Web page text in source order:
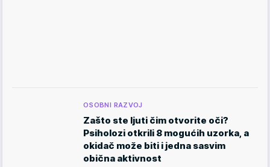
OSOBNI RAZVOJ
Zašto ste ljuti čim otvorite oči?
Psiholozi otkrili 8 mogućih uzorka, a
okidač može biti i jedna sasvim
obična aktivnost